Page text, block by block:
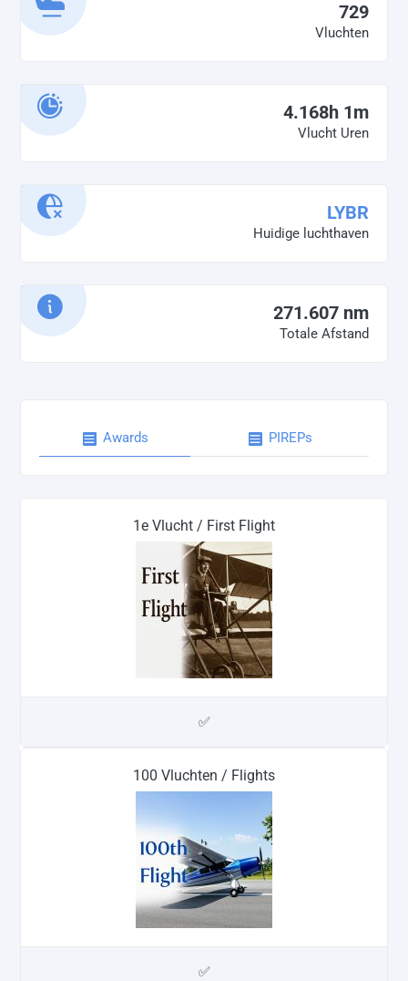
729
Vluchten
4.168h 1m
Vlucht Uren
LYBR
Huidige luchthaven
271.607 nm
Totale Afstand
Awards PIREPs
1e Vlucht / First Flight
✅
100 Vluchten / Flights
✅